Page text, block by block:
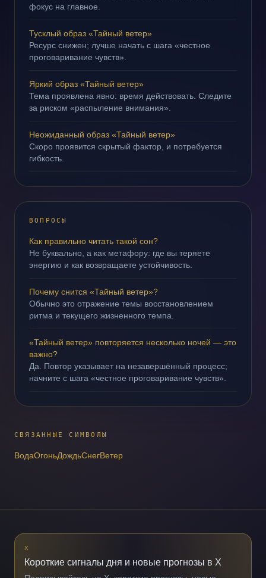
фокус на главное.
Тусклый образ «Тайный ветер»
Ресурс снижен; лучше начать с шага «честное
проговаривание чувств».
Яркий образ «Тайный ветер»
Тема проявлена явно: время действовать. Следите
за риском «распыление внимания».
Неожиданный образ «Тайный ветер»
Скоро проявится скрытый фактор, и потребуется
гибкость.
ВОПРОСЫ
Как правильно читать такой сон?
Не буквально, а как метафору: где вы теряете
энергию и как возвращаете устойчивость.
Почему снится «Тайный ветер»?
Обычно это отражение темы восстановлением
ритма и текущего жизненного темпа.
«Тайный ветер» повторяется несколько ночей — это
важно?
Да. Повтор указывает на незавершённый процесс;
начните с шага «честное проговаривание чувств».
СВЯЗАННЫЕ СИМВОЛЫ
ВодаОгоньДождьСнегВетер
X
Короткие сигналы дня и новые прогнозы в X